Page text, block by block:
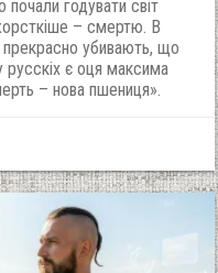
почали годувати світ
– смертю. В
прекрасно убивають, що
є оця максима
– нова пшениця».